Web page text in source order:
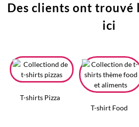
Des clients ont trouvé
ici
T-shirts Pizza
T-shirt Food